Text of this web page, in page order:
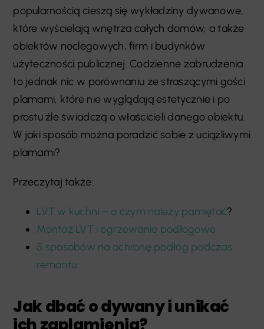
popularnością cieszą się wykładziny dywanowe,
które wyścielają wnętrza całych domów, a także
obiektów noclegowych, firm i budynków
użyteczności publicznej. Codzienne zabrudzenia
to jednak nic w porównaniu ze straszącymi gości
plamami, które nie wyglądają estetycznie i po
prostu źle świadczą o właścicieli danego obiektu.
W jaki sposób można poradzić sobie z uciążliwymi
plamami?
Przeczytaj także:
LVT w kuchni – o czym należy pamiętać?
Montaż LVT i ogrzewanie podłogowe
5 sposobów na ochronę podłóg podczas
remontu
Jak dbać o dywany i unikać
ich zaplamienia?